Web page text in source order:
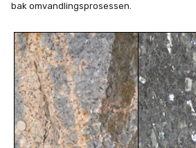
bak omvandlingsprosessen.